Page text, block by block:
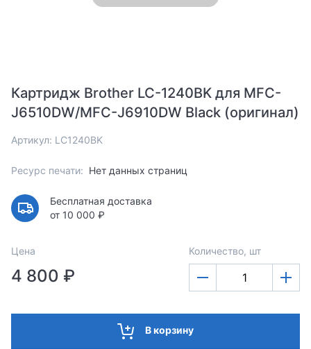
Картридж Brother LC-1240BK для MFC-
J6510DW/MFC-J6910DW Black (оригинал)
Артикул: LC1240BK
Ресурс печати: Нет данных страниц
Бесплатная доставка
от 10 000 ₽
Цена
4 800 ₽
Количество, шт
В корзину